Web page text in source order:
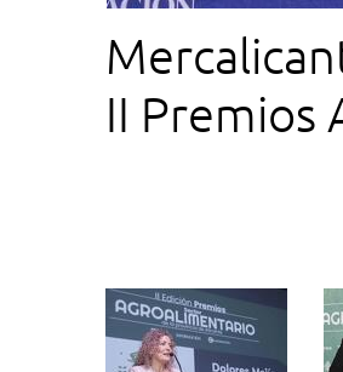
II Premios